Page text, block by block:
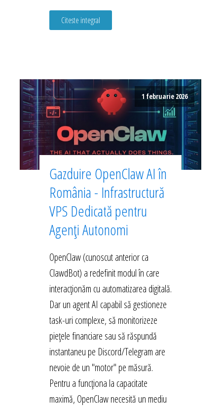
Citeste integral
1 februarie 2026
Gazduire OpenClaw AI în
România - Infrastructură
VPS Dedicată pentru
Agenți Autonomi
OpenClaw (cunoscut anterior ca
ClawdBot) a redefinit modul în care
interacționăm cu automatizarea digitală.
Dar un agent AI capabil să gestioneze
task-uri complexe, să monitorizeze
piețele financiare sau să răspundă
instantaneu pe Discord/Telegram are
nevoie de un "motor" pe măsură.
Pentru a funcționa la capacitate
maximă, OpenClaw necesită un mediu